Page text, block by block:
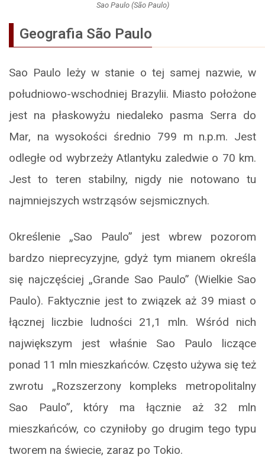
Sao Paulo (São Paulo)
Geografia São Paulo
Sao Paulo leży w stanie o tej samej nazwie, w
południowo-wschodniej Brazylii. Miasto położone
jest na płaskowyżu niedaleko pasma Serra do
Mar, na wysokości średnio 799 m n.p.m. Jest
odległe od wybrzeży Atlantyku zaledwie o 70 km.
Jest to teren stabilny, nigdy nie notowano tu
najmniejszych wstrząsów sejsmicznych.
Określenie „Sao Paulo” jest wbrew pozorom
bardzo nieprecyzyjne, gdyż tym mianem określa
się najczęściej „Grande Sao Paulo” (Wielkie Sao
Paulo). Faktycznie jest to związek aż 39 miast o
łącznej liczbie ludności 21,1 mln. Wśród nich
największym jest właśnie Sao Paulo liczące
ponad 11 mln mieszkańców. Często używa się też
zwrotu „Rozszerzony kompleks metropolitalny
Sao Paulo”, który ma łącznie aż 32 mln
mieszkańców, co czyniłoby go drugim tego typu
tworem na świecie, zaraz po Tokio.